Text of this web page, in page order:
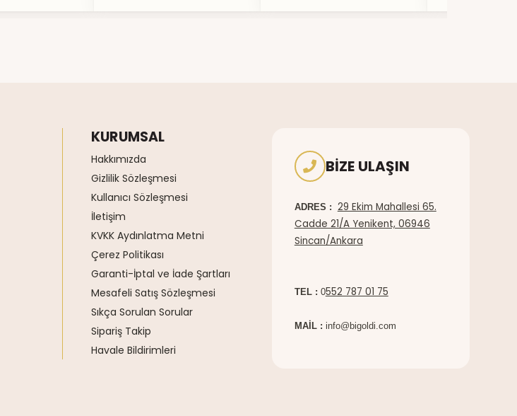
KURUMSAL
Hakkımızda
Gizlilik Sözleşmesi
Kullanıcı Sözleşmesi
İletişim
KVKK Aydınlatma Metni
Çerez Politikası
Garanti-İptal ve İade Şartları
Mesafeli Satış Sözleşmesi
Sıkça Sorulan Sorular
Sipariş Takip
Havale Bildirimleri
BIZE ULAŞIN
ADRES : 29 Ekim Mahallesi 65.
Cadde 21/A Yenikent, 06946
Sincan/Ankara
TEL : 0552 787 01 75
MAİL : info@bigoldi.com